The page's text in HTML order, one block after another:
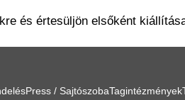
és értesüljön elsőként
Press / SajtószobaTagintézmények